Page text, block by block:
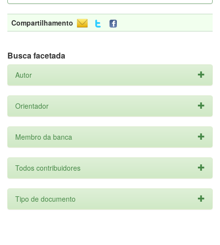
Compartilhamento
Busca facetada
Autor
Orientador
Membro da banca
Todos contribuidores
Tipo de documento